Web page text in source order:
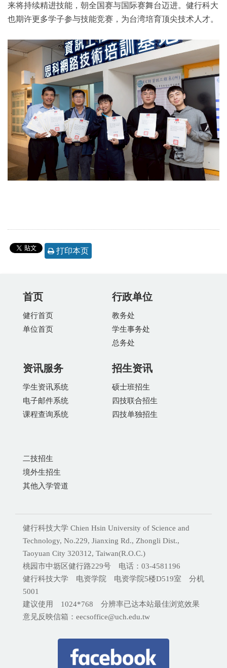
来将持续精进技能，朝全国赛与国际赛舞台迈进。健行科大
也期许更多学子参与技能竞赛，为台湾培育顶尖技术人才。
打印本页
首页
健行首页
单位首页
行政单位
教务处
学生事务处
总务处
资讯服务
学生资讯系统
电子邮件系统
课程查询系统
招生资讯
硕士班招生
四技联合招生
四技单独招生
二技招生
境外生招生
其他入学管道
健行科技大学 Chien Hsin University of Science and
Technology, No.229, Jianxing Rd., Zhongli Dist.,
Taoyuan City 320312, Taiwan(R.O.C.)
桃园市中坜区健行路229号 电话：03-4581196
健行科技大学 电资学院 电资学院5楼D519室 分机
5001
建议使用 1024*768 分辨率已达本站最佳浏览效果
意见反映信箱：eecsoffice@uch.edu.tw